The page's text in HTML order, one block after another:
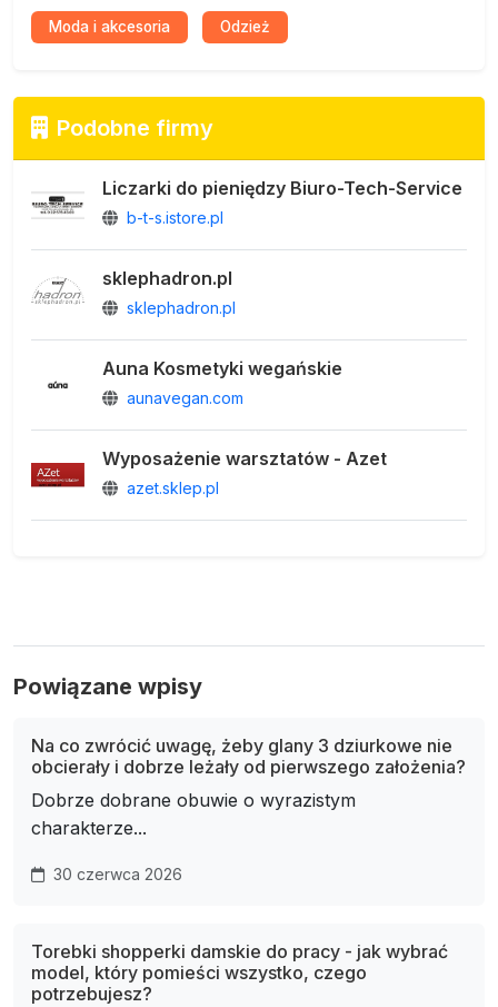
Moda i akcesoria Odzież
Podobne firmy
Liczarki do pieniędzy Biuro-Tech-Service
b-t-s.istore.pl
sklephadron.pl
sklephadron.pl
Auna Kosmetyki wegańskie
aunavegan.com
Wyposażenie warsztatów - Azet
azet.sklep.pl
Powiązane wpisy
Na co zwrócić uwagę, żeby glany 3 dziurkowe nie
obcierały i dobrze leżały od pierwszego założenia?
Dobrze dobrane obuwie o wyrazistym
charakterze...
30 czerwca 2026
Torebki shopperki damskie do pracy - jak wybrać
model, który pomieści wszystko, czego
potrzebujesz?